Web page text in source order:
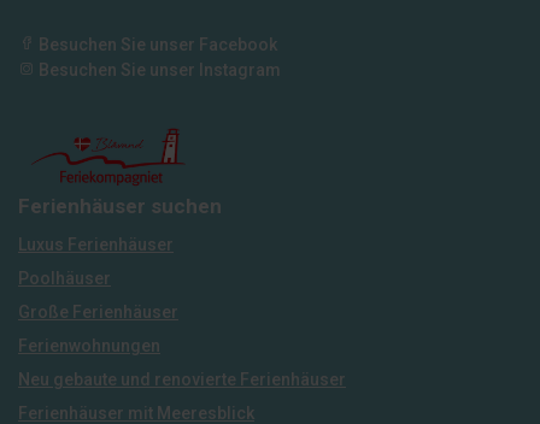
Besuchen Sie unser Facebook
Besuchen Sie unser Instagram
Ferienhäuser suchen
Luxus Ferienhäuser
Poolhäuser
Große Ferienhäuser
Ferienwohnungen
Neu gebaute und renovierte Ferienhäuser
Ferienhäuser mit Meeresblick